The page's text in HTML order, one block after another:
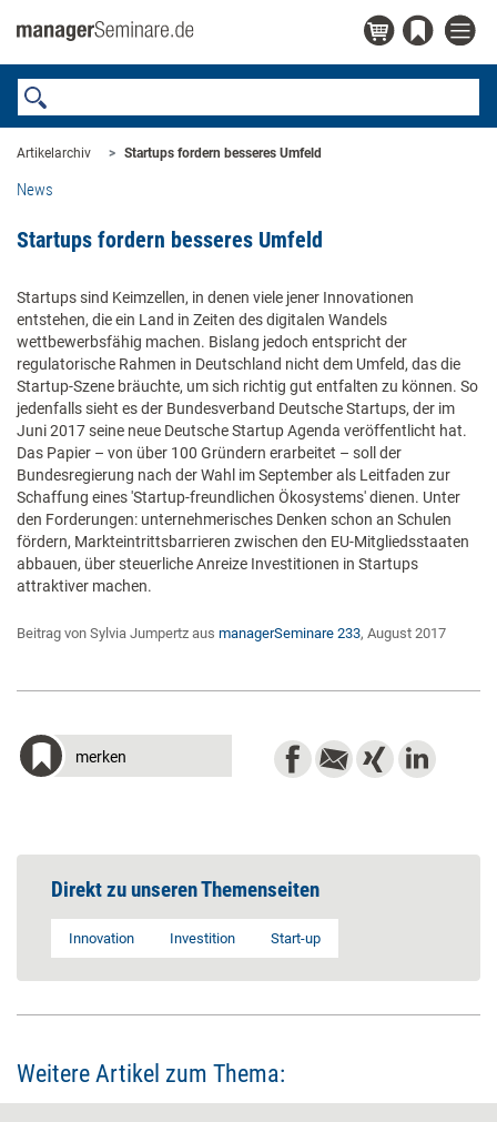
Artikelarchiv Startups fordern besseres Umfeld
News
Startups fordern besseres Umfeld
Startups sind Keimzellen, in denen viele jener Innovationen
entstehen, die ein Land in Zeiten des digitalen Wandels
wettbewerbsfähig machen. Bislang jedoch entspricht der
regulatorische Rahmen in Deutschland nicht dem Umfeld, das die
Startup-Szene bräuchte, um sich richtig gut entfalten zu können. So
jedenfalls sieht es der Bundesverband Deutsche Startups, der im
Juni 2017 seine neue Deutsche Startup Agenda veröffentlicht hat.
Das Papier – von über 100 Gründern erarbeitet – soll der
Bundesregierung nach der Wahl im September als Leitfaden zur
Schaffung eines 'Startup-freundlichen Ökosystems' dienen. Unter
den Forderungen: unternehmerisches Denken schon an Schulen
fördern, Markteintrittsbarrieren zwischen den EU-Mitgliedsstaaten
abbauen, über steuerliche Anreize Investitionen in Startups
attraktiver machen.
Beitrag von Sylvia Jumpertz aus managerSeminare 233, August 2017
merken
Direkt zu unseren Themenseiten
Innovation Investition Start-up
Weitere Artikel zum Thema: